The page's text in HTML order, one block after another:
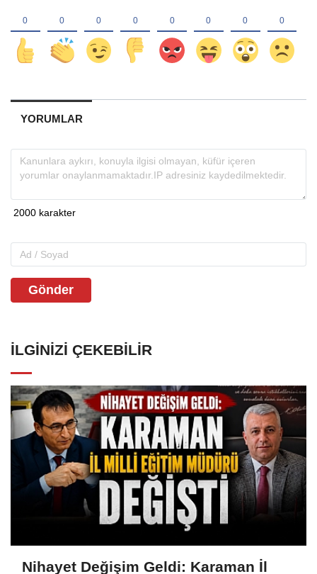
YORUMLAR
Gönder
İLGINIZI ÇEKEBILIR
Nihayet Değişim Geldi: Karaman İl